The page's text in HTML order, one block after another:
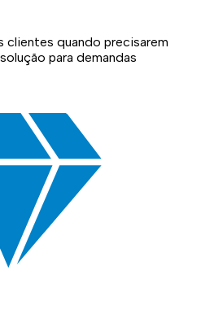
clientes quando precisarem
para demandas